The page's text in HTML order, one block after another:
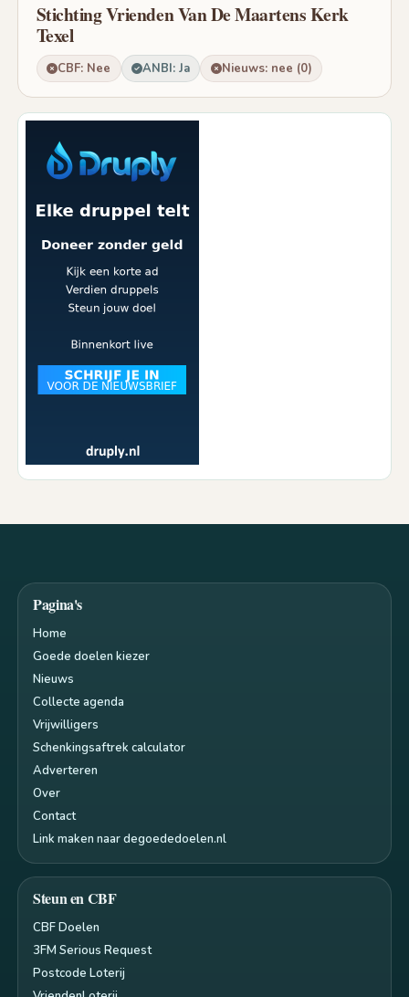
Stichting Vrienden Van De Maartens Kerk
Texel
CBF: Nee ANBI: Ja Nieuws: nee (0)
Pagina's
Home
Goede doelen kiezer
Nieuws
Collecte agenda
Vrijwilligers
Schenkingsaftrek calculator
Adverteren
Over
Contact
Link maken naar degoededoelen.nl
Steun en CBF
CBF Doelen
3FM Serious Request
Postcode Loterij